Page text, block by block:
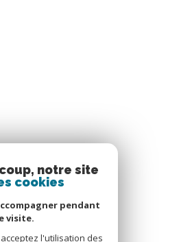
notre site
cookies
pendant
visite.
l'utilisation des